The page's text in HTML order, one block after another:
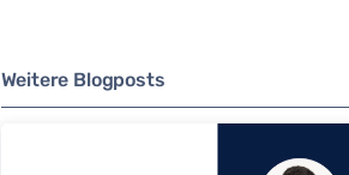
Weitere Blogposts